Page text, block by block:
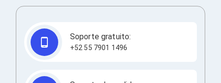
Fundas y Skins
Lápices para Tablets
Webcams y Audio
Audífonos
Webcams
Bases para PC's
Soporte gratuito:
+52 55 7901 1496